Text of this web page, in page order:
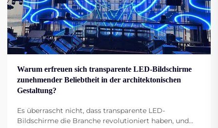
Warum erfreuen sich transparente LED-Bildschirme
zunehmender Beliebtheit in der architektonischen
Gestaltung?
Es überrascht nicht, dass transparente LED-
Bildschirme die Branche revolutioniert haben, und